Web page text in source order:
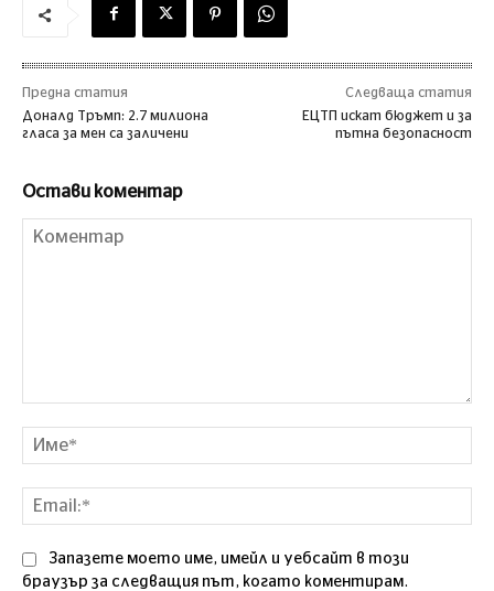
Предна статия
Доналд Тръмп: 2.7 милиона
гласа за мен са заличени
Следваща статия
ЕЦТП искат бюджет и за
пътна безопасност
Остави коментар
Запазете моето име, имейл и уебсайт в този
браузър за следващия път, когато коментирам.